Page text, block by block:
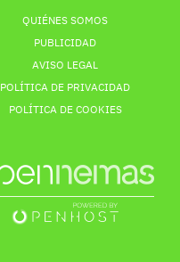
QUIÉNES SOMOS
PUBLICIDAD
AVISO LEGAL
POLÍTICA DE PRIVACIDAD
POLÍTICA DE COOKIES